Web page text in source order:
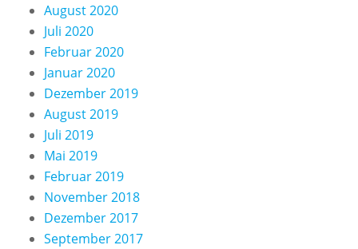
August 2020
Juli 2020
Februar 2020
Januar 2020
Dezember 2019
August 2019
Juli 2019
Mai 2019
Februar 2019
November 2018
Dezember 2017
September 2017